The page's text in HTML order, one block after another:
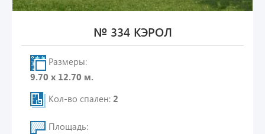
№ 334 КЭРОЛ
Размеры:
9.70 х 12.70 м.
Кол-во спален: 2
Площадь: